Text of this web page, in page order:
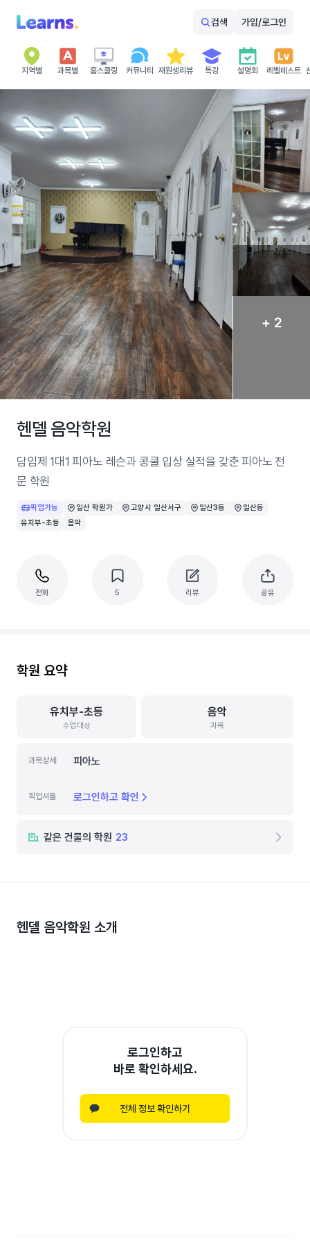
검색 가입/로그인
지역별 과목별 홈스쿨링 커뮤니티 재원생리뷰 특강 설명회 레벨테스트
+ 2
헨델 음악학원
담임제 1대1 피아노 레슨과 콩쿨 입상 실적을 갖춘 피아노 전
문 학원
픽업가능 일산 학원가 고양시 일산서구 일산3동
일산동
유치부-초등
음악
전화 5 리뷰 공유
학원 요약
유치부-초등
수업대상
음악
과목
과목상세 피아노
픽업셔틀 로그인하고 확인
같은 건물의 학원 23
헨델 음악학원 소개
로그인하고
바로 확인하세요.
전체 정보 확인하기